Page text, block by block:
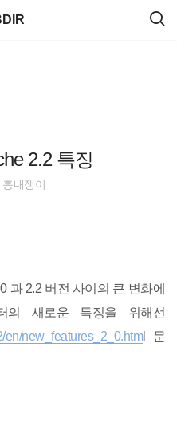
2.2 특징
흉내쟁이
과 2.2 버전 사이의 큰 변화에
의 새로운 특징을 위해선
en/new_features_2_0.html 문